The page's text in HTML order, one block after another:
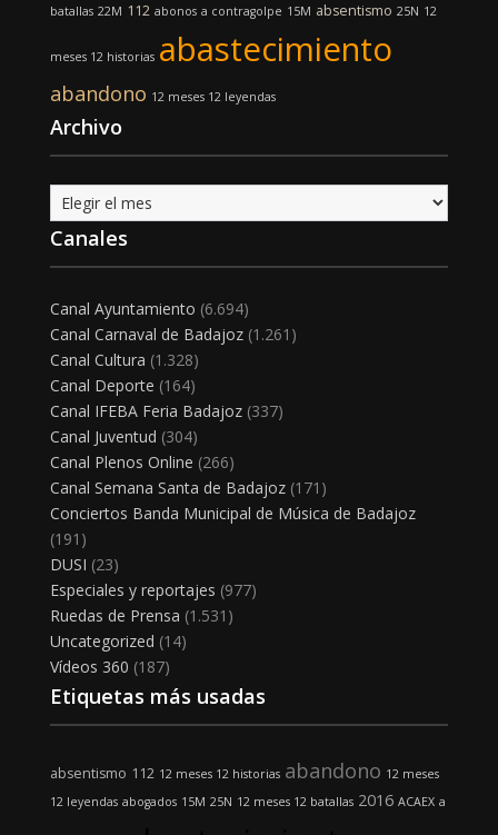
batallas 22M 112 abonos a contragolpe 15M absentismo 25N 12
meses 12 historias abastecimiento
abandono 12 meses 12 leyendas
Archivo
Archivo
Canales
Canal Ayuntamiento (6.694)
Canal Carnaval de Badajoz(1.261)
Canal Cultura (1.328)
Canal Deporte (164)
Canal IFEBA Feria Badajoz(337)
Canal Juventud (304)
Canal Plenos Online (266)
Canal Semana Santa de Badajoz(171)
Conciertos Banda Municipal de Música de Badajoz
(191)
DUSI (23)
Especiales y reportajes (977)
Ruedas de Prensa (1.531)
Uncategorized (14)
Vídeos 360 (187)
Etiquetas más usadas
absentismo 112 12 meses 12 historias abandono 12 meses
12 leyendas abogados 15M 25N 12 meses 12 batallas 2016 ACAEX a